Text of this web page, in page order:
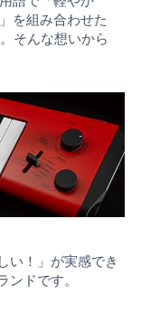
を組み合わせた
そんな想いから
い！」が実感でき
ンドです。